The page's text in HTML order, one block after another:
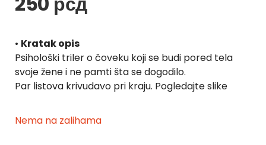
• Kratak opis
Psihološki triler o čoveku koji se budi pored tela
svoje žene i ne pamti šta se dogodilo.
Par listova krivudavo pri kraju. Pogledajte slike
Nema na zalihama